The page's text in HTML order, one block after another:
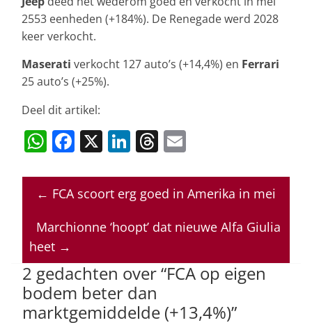
2553 eenheden (+184%). De Renegade werd 2028
keer verkocht.
Maserati verkocht 127 auto’s (+14,4%) en Ferrari
25 auto’s (+25%).
Deel dit artikel:
W
at
s
A
p
p
F
c
e
b
o
k
X Li
k
e
dI
T
re
a
d
ai
l
← FCA scoort erg goed in Amerika in mei
Marchionne ‘hoopt’ dat nieuwe Alfa Giulia
heet →
2 gedachten over “FCA op eigen
bodem beter dan
marktgemiddelde (+13,4%)”